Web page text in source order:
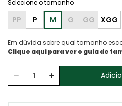
PP P M G GG XGG
Em dúvida sobre qual tamanho